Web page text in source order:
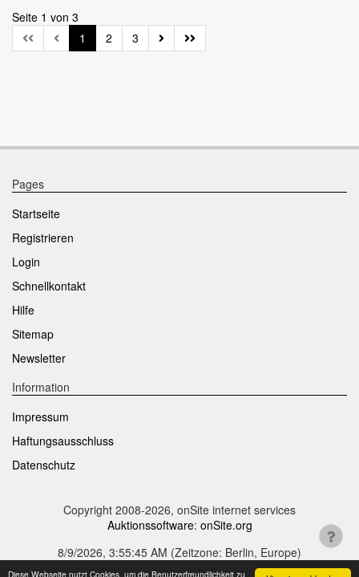
Diese Webseite nutzt Cookies, um die Benutzerfreundlichkeit zu
Seite 1 von 3
1
2 3
Pages
Startseite
Registrieren
Login
Schnellkontakt
Hilfe
Sitemap
Newsletter
Information
Impressum
Haftungsausschluss
Datenschutz
Copyright 2008-2026, onSite internet services
Auktionssoftware: onSite.org
8/9/2026, 3:55:46 AM (Zeitzone: Berlin, Europe)